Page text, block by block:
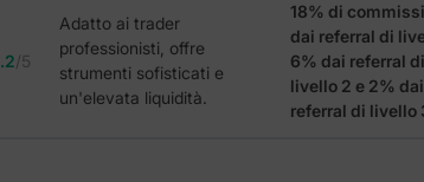
/5
Adatto ai trader
professionisti, offre
strumenti sofisticati e
un'elevata liquidità.
18% di
dai referral di
6% dai referral di
livello 2 e 2% dai
referral di livello